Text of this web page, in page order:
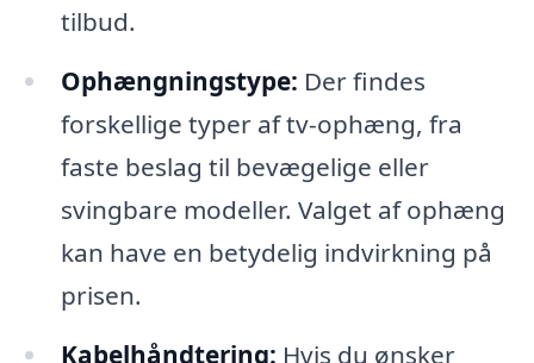
tilbud.
Ophængningstype: Der findes
forskellige typer af tv-ophæng, fra
faste beslag til bevægelige eller
svingbare modeller. Valget af ophæng
kan have en betydelig indvirkning på
prisen.
Kabelhåndtering: Hvis du ønsker